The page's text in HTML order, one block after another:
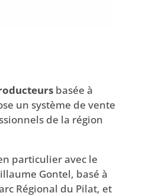
basée à
un système de vente
de la région
particulier avec le
Gontel, basé à
Régional du Pilat, et